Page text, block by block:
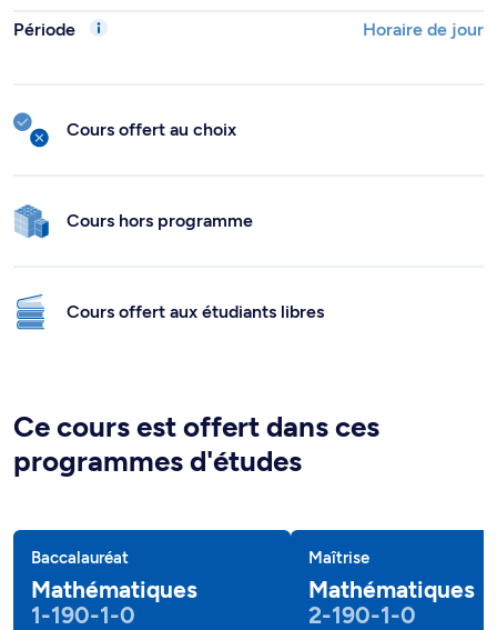
Période
Horaire de jour
Cours offert au choix
Cours hors programme
Cours offert aux étudiants libres
Ce cours est offert dans ces
programmes d'études
Baccalauréat
Mathématiques
1-190-1-0
Maîtrise
Mathématiques
2-190-1-0